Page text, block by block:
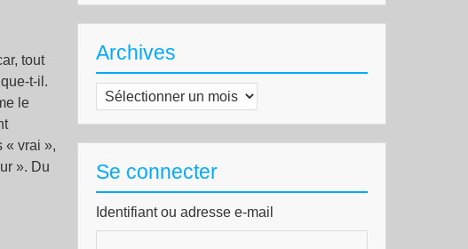
tout
t-il.
le
« vrai »,
». Du
Archives
Archives
Se connecter
Identifiant ou adresse e-mail